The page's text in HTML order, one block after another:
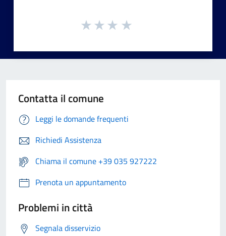
Contatta il comune
Leggi le domande frequenti
Richiedi Assistenza
Chiama il comune +39 035 927222
Prenota un appuntamento
Problemi in città
Segnala disservizio